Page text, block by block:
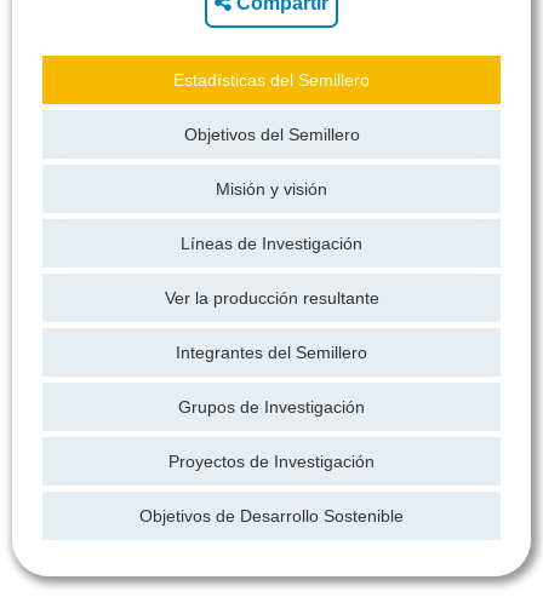
Estadísticas del Semillero
Objetivos del Semillero
Misión y visión
Líneas de Investigación
Ver la producción resultante
Integrantes del Semillero
Grupos de Investigación
Proyectos de Investigación
Objetivos de Desarrollo Sostenible